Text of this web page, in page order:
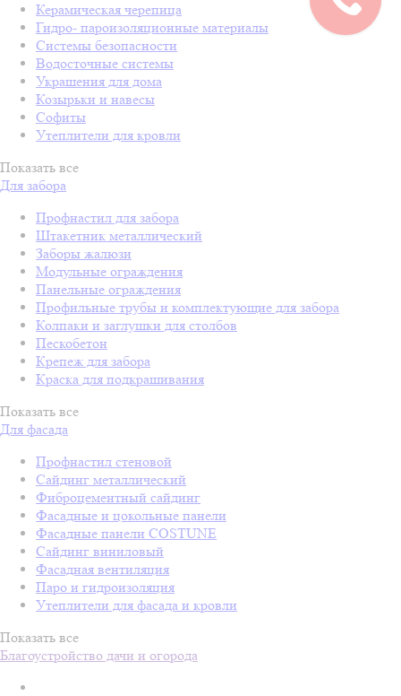
Керамическая черепица
Гидро- пароизоляционные материалы
Системы безопасности
Водосточные системы
Украшения для дома
Козырьки и навесы
Софиты
Утеплители для кровли
Показать все
Для забора
Профнастил для забора
Штакетник металлический
Заборы жалюзи
Модульные ограждения
Панельные ограждения
Профильные трубы и комплектующие для забора
Колпаки и заглушки для столбов
Пескобетон
Крепеж для забора
Краска для подкрашивания
Показать все
Для фасада
Профнастил стеновой
Сайдинг металлический
Фиброцементный сайдинг
Фасадные и цокольные панели
Фасадные панели COSTUNE
Сайдинг виниловый
Фасадная вентиляция
Паро и гидроизоляция
Утеплители для фасада и кровли
Показать все
Благоустройство дачи и огорода